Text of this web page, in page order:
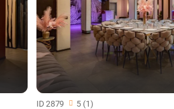
ID 2879 5 (1)